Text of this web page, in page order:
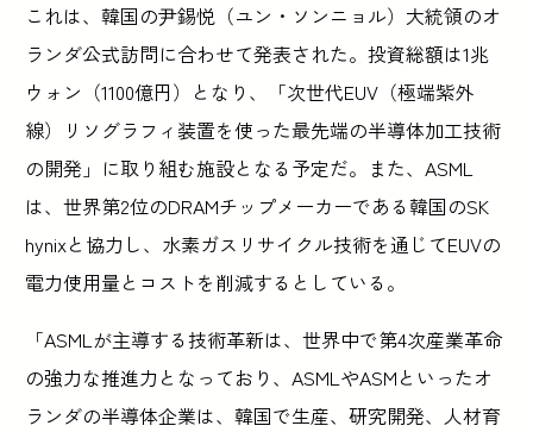
これは、韓国の尹錫悦（ユン・ソンニョル）大統領のオ
ランダ公式訪問に合わせて発表された。投資総額は1兆
ウォン（1100億円）となり、「次世代EUV（極端紫外
線）リソグラフィ装置を使った最先端の半導体加工技術
の開発」に取り組む施設となる予定だ。また、ASML
は、世界第2位のDRAMチップメーカーである韓国のSK
hynixと協力し、水素ガスリサイクル技術を通じてEUVの
電力使用量とコストを削減するとしている。
「ASMLが主導する技術革新は、世界中で第4次産業革命
の強力な推進力となっており、ASMLやASMといったオ
ランダの半導体企業は、韓国で生産、研究開発、人材育